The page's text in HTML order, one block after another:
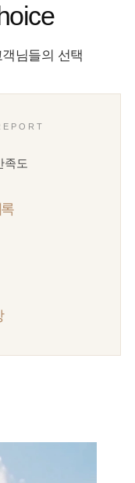
님들의 선택
족도